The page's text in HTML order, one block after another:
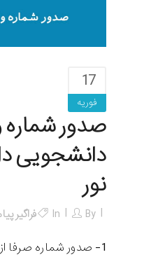
17
فوریه
صدور شماره
دانشجویی
نور
By
In فراگیر
1- صدور شماره صرفا